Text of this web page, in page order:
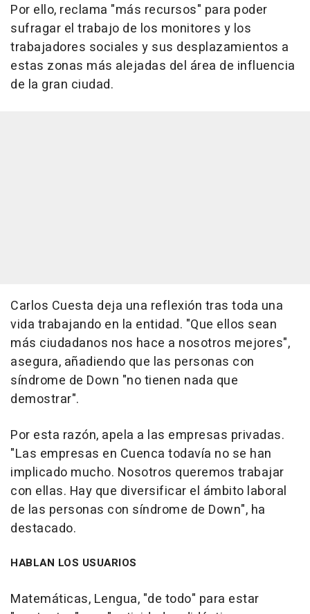
Por ello, reclama "más recursos" para poder
sufragar el trabajo de los monitores y los
trabajadores sociales y sus desplazamientos a
estas zonas más alejadas del área de influencia
de la gran ciudad.
Carlos Cuesta deja una reflexión tras toda una
vida trabajando en la entidad. "Que ellos sean
más ciudadanos nos hace a nosotros mejores",
asegura, añadiendo que las personas con
síndrome de Down "no tienen nada que
demostrar".
Por esta razón, apela a las empresas privadas.
"Las empresas en Cuenca todavía no se han
implicado mucho. Nosotros queremos trabajar
con ellas. Hay que diversificar el ámbito laboral
de las personas con síndrome de Down", ha
destacado.
HABLAN LOS USUARIOS
Matemáticas, Lengua, "de todo" para estar